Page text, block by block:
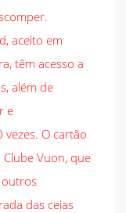
.
aceito em
têm acesso a
além de
e
O cartão
Vuon, que
outros
das ceias